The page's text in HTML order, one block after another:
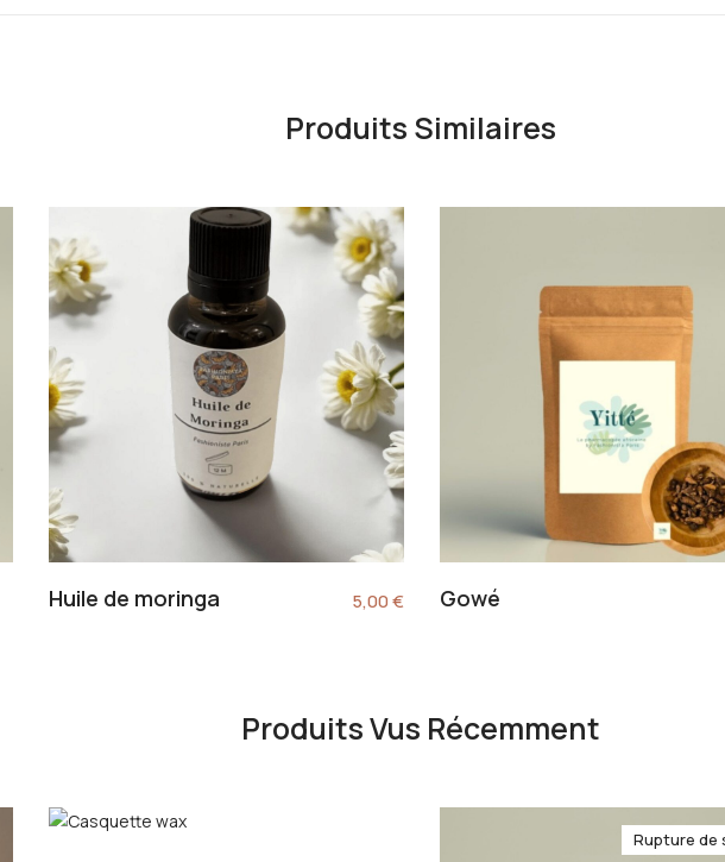
Produits Similaires
Huile de moringa 5,00€ Gowé
Produits Vus Récemment
Rupture de